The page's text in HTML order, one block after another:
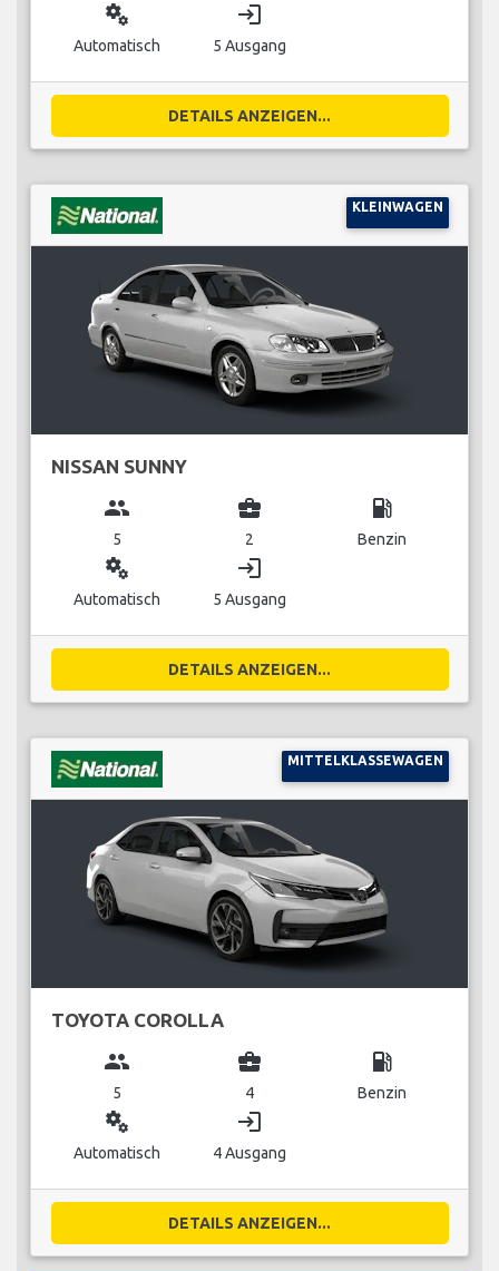
miscellaneous_services
Automatisch
login
5 Ausgang
DETAILS ANZEIGEN...
KLEINWAGEN
NISSAN SUNNY
group
5
business_center
2
local_gas_station
Benzin
miscellaneous_services
Automatisch
login
5 Ausgang
DETAILS ANZEIGEN...
MITTELKLASSEWAGEN
TOYOTA COROLLA
group
5
business_center
4
local_gas_station
Benzin
miscellaneous_services
Automatisch
login
4 Ausgang
DETAILS ANZEIGEN...